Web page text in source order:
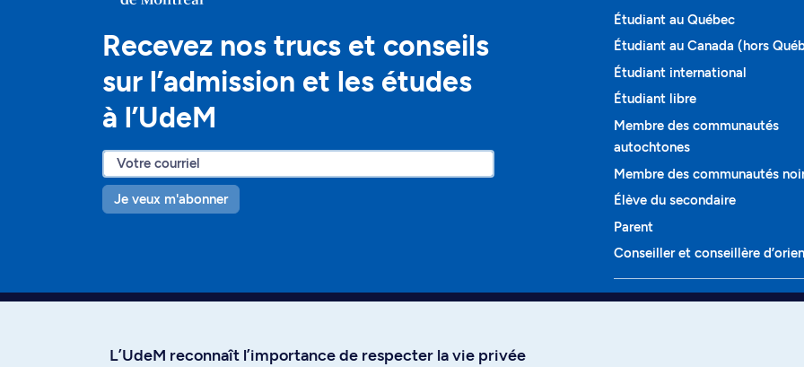
Recevez nos trucs et conseils
sur l’admission et les études
à l’UdeM
Je veux m'abonner
Étudiant au Québec
Étudiant au Canada (hors
Étudiant international
Étudiant libre
Membre des communautés
autochtones
Membre des communautés
Élève du secondaire
Parent
Conseiller et conseillère
Programmes et cours
L’UdeM reconnaît l’importance de respecter la vie privée